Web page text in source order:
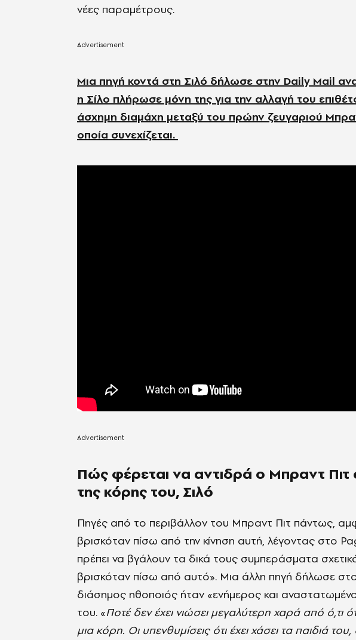
νέες παραμέτρους.
Μια πηγή κοντά στη Σιλό δήλωσε στην Daily Mail
η Σίλο πλήρωσε μόνη της για την αλλαγή του
άσχημη διαμάχη μεταξύ του πρώην ζευγαριού
οποία συνεχίζεται.
Πώς φέρεται να αντιδρά ο Μπραντ Πιτ
της κόρης του, Σιλό
Πηγές από το περιβάλλον του Μπραντ Πιτ πάντως,
βρισκόταν πίσω από την κίνηση αυτή, λέγοντας στο
πρέπει να βγάλουν τα δικά τους συμπεράσματα
βρισκόταν πίσω από αυτό». Μια άλλη πηγή δήλωσε
διάσημος ηθοποιός ήταν «ενήμερος και
του. «Ποτέ δεν έχει νιώσει μεγαλύτερη χαρά από ό,τι
μια κόρη. Οι υπενθυμίσεις ότι έχει χάσει τα παιδιά